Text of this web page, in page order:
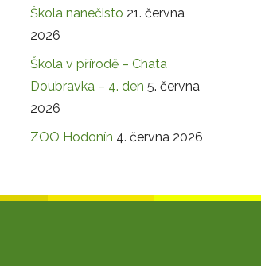
Škola nanečisto 21. června
2026
Škola v přírodě – Chata
Doubravka – 4. den 5. června
2026
ZOO Hodonín 4. června 2026